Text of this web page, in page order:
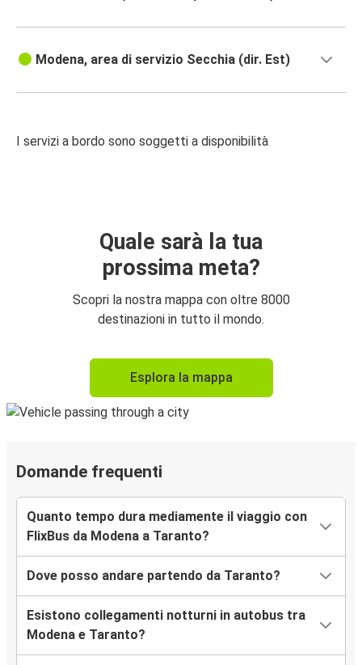
Modena, area di servizio Secchia (dir. Est)
I servizi a bordo sono soggetti a disponibilità
Quale sarà la tua
prossima meta?
Scopri la nostra mappa con oltre 8000
destinazioni in tutto il mondo.
Esplora la mappa
Domande frequenti
Quanto tempo dura mediamente il viaggio con
FlixBus da Modena a Taranto?
Dove posso andare partendo da Taranto?
Esistono collegamenti notturni in autobus tra
Modena e Taranto?